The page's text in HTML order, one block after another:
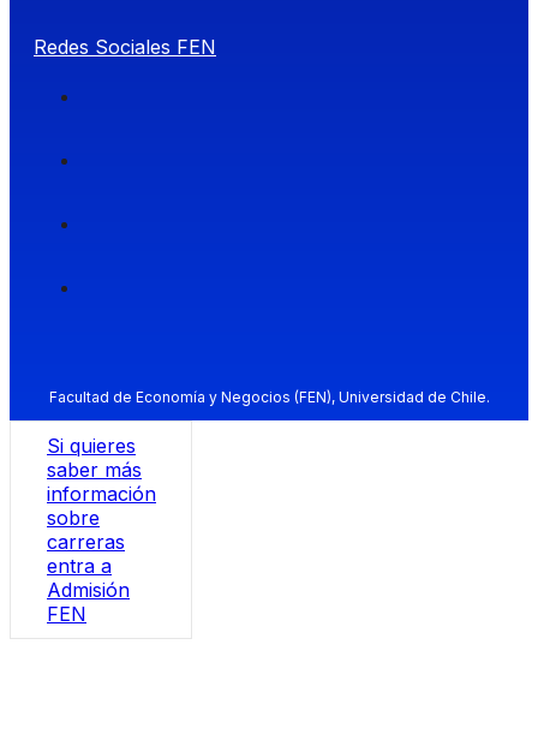
Redes Sociales FEN
Facultad de Economía y Negocios (FEN), Universidad de Chile.
Si quieres
saber más
información
sobre
carreras
entra a
Admisión
FEN